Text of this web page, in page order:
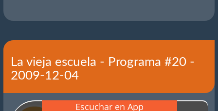
La vieja escuela - Programa #20 -
2009-12-04